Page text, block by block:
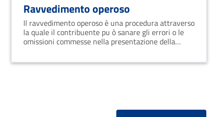
Ravvedimento operoso
Il ravvedimento operoso è una procedura attraverso
la quale il contribuente pu ò sanare gli errori o le
omissioni commesse nella presentazione della
ridotta rispetto a quella prevista per il ritardo. In